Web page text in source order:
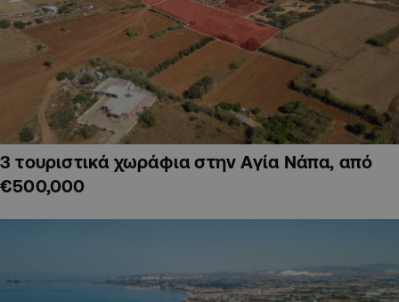
3 τουριστικά χωράφια στην Αγία Νάπα, από
€500,000